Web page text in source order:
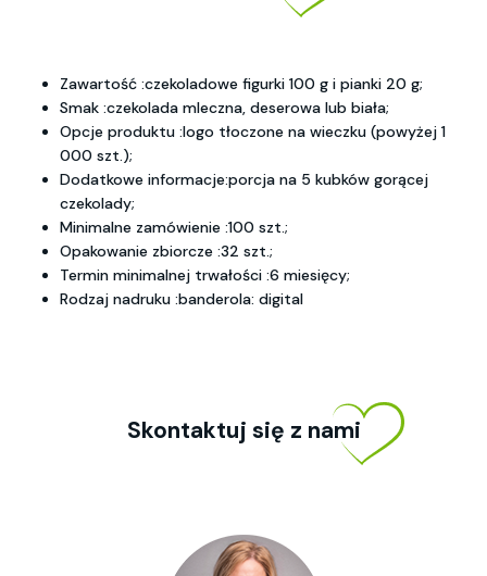
Zawartość :czekoladowe figurki 100 g i pianki 20 g;
Smak :czekolada mleczna, deserowa lub biała;
Opcje produktu :logo tłoczone na wieczku (powyżej 1
000 szt.);
Dodatkowe informacje:porcja na 5 kubków gorącej
czekolady;
Minimalne zamówienie :100 szt.;
Opakowanie zbiorcze :32 szt.;
Termin minimalnej trwałości :6 miesięcy;
Rodzaj nadruku :banderola: digital
Skontaktuj się z nami